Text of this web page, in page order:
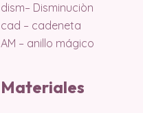
dism– Disminuciòn
cad – cadeneta
AM – anillo mágico
Materiales